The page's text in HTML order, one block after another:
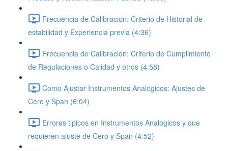
Frecuencia de Calibracion: Criterio de Historial de
estabilidad y Experiencia previa (4:36)
Frecuencia de Calibracion: Criterio de Cumplimiento
de Regulaciones o Calidad y otros (4:58)
Como Ajustar Instrumentos Analogicos: Ajustes de
Cero y Span (6:04)
Errores tipicos en Instrumentos Analogicos y que
requieren ajuste de Cero y Span (4:52)